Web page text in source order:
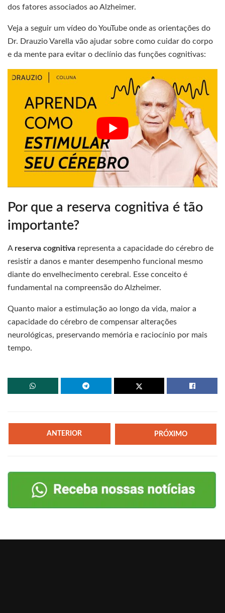
dos fatores associados ao Alzheimer.
Veja a seguir um vídeo do YouTube onde as orientações do
Dr. Drauzio Varella vão ajudar sobre como cuidar do corpo
e da mente para evitar o declínio das funções cognitivas:
Por que a reserva cognitiva é tão
importante?
A reserva cognitiva representa a capacidade do cérebro de
resistir a danos e manter desempenho funcional mesmo
diante do envelhecimento cerebral. Esse conceito é
fundamental na compreensão do Alzheimer.
Quanto maior a estimulação ao longo da vida, maior a
capacidade do cérebro de compensar alterações
neurológicas, preservando memória e raciocínio por mais
tempo.
ANTERIOR PRÓXIMO